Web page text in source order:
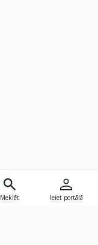
Meklēt Ieiet portālā